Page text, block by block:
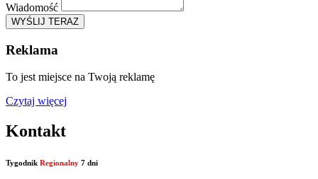
Wiadomość
WYŚLIJ TERAZ
Reklama
To jest miejsce na Twoją reklamę
Czytaj więcej
Kontakt
Tygodnik Regionalny 7 dni